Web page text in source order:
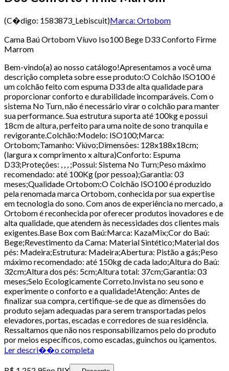
(C�digo: 1583873_Lebiscuit)Marca: Ortobom
Cama Baú Ortobom Víuvo Iso100 Bege D33 Conforto Firme
Marrom
Bem-vindo(a) ao nosso catálogo!Apresentamos a você uma
descrição completa sobre esse produto:O Colchão ISO100 é
um colchão feito com espuma D33 de alta qualidade para
proporcionar conforto e durabilidade incomparáveis. Com o
sistema No Turn, não é necessário virar o colchão para manter
sua performance. Sua estrutura suporta até 100kg e possui
18cm de altura, perfeito para uma noite de sono tranquila e
revigorante.Colchão:Modelo: ISO100;Marca:
Ortobom;Tamanho: Viúvo;Dimensões: 128x188x18cm;
(largura x comprimento x altura)Conforto: Espuma
D33;Proteções: , , , ;Possui: Sistema No Turn;Peso máximo
recomendado: até 100Kg (por pessoa);Garantia: 03
meses;Qualidade Ortobom:O Colchão ISO100 é produzido
pela renomada marca Ortobom, conhecida por sua expertise
em tecnologia do sono. Com anos de experiência no mercado, a
Ortobom é reconhecida por oferecer produtos inovadores e de
alta qualidade, que atendem às necessidades dos clientes mais
exigentes.Base Box com Baú:Marca: KazaMix;Cor do Baú:
Bege;Revestimento da Cama: Material Sintético;Material dos
pés: Madeira;Estrutura: Madeira;Abertura: Pistão a gás;Peso
máximo recomendado: até 150kg de cada lado;Altura do Baú:
32cm;Altura dos pés: 5cm;Altura total: 37cm;Garantia: 03
meses;Selo Ecologicamente Correto.Invista no seu sono e
experimente o conforto e a qualidade!Atenção: Antes de
finalizar sua compra, certifique-se de que as dimensões do
produto sejam adequadas para serem transportadas pelos
elevadores, portas, escadas e corredores de sua residência.
Ressaltamos que não nos responsabilizamos pelo do produto
por meios específicos, como escadas, guinchos ou içamentos.
Ler descri��o completa